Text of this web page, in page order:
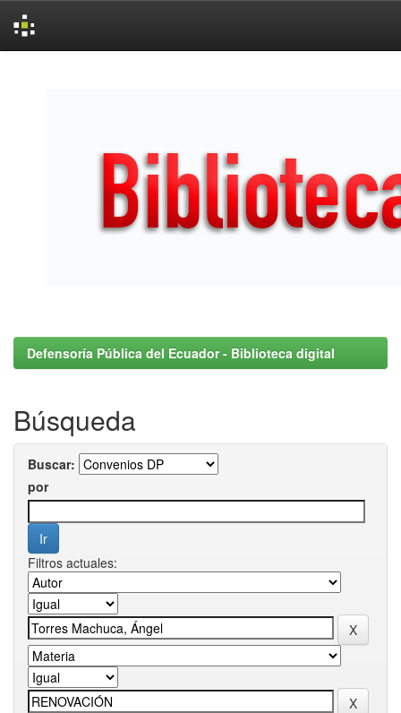
Defensoría Pública del Ecuador - Biblioteca digital
Búsqueda
Buscar:
por
Filtros actuales: